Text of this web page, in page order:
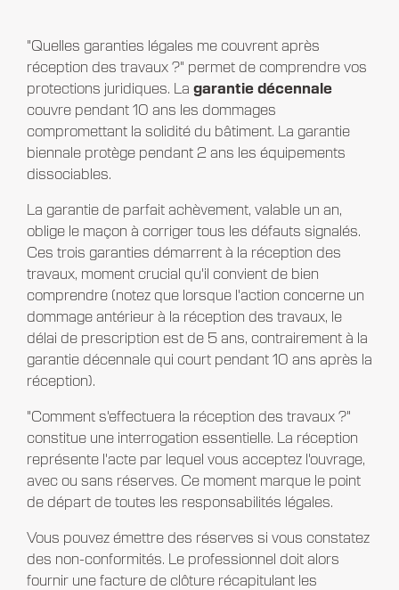
"Quelles garanties légales me couvrent après
réception des travaux ?" permet de comprendre vos
protections juridiques. La garantie décennale
couvre pendant 10 ans les dommages
compromettant la solidité du bâtiment. La garantie
biennale protège pendant 2 ans les équipements
dissociables.
La garantie de parfait achèvement, valable un an,
oblige le maçon à corriger tous les défauts signalés.
Ces trois garanties démarrent à la réception des
travaux, moment crucial qu'il convient de bien
comprendre (notez que lorsque l'action concerne un
dommage antérieur à la réception des travaux, le
délai de prescription est de 5 ans, contrairement à la
garantie décennale qui court pendant 10 ans après la
réception).
"Comment s'effectuera la réception des travaux ?"
constitue une interrogation essentielle. La réception
représente l'acte par lequel vous acceptez l'ouvrage,
avec ou sans réserves. Ce moment marque le point
de départ de toutes les responsabilités légales.
Vous pouvez émettre des réserves si vous constatez
des non-conformités. Le professionnel doit alors
fournir une facture de clôture récapitulant les